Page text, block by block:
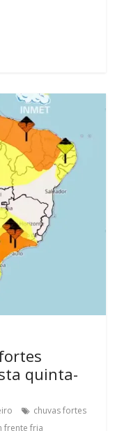
quinta-
chuvas fortes
frente fria